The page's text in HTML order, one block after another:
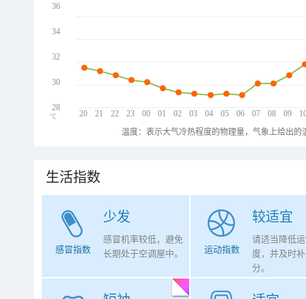
20 21 22 23 00 01 02 03 04 05 06 07 08 09
36
34
32
30
28
℃
温度：表示大气冷热程度的物理量，气象上给出
生活指数
少发
感冒指数
感冒机率较低，避免
长期处于空调屋中。
较适宜
运动指数
请适当降低
度，并及时
分。